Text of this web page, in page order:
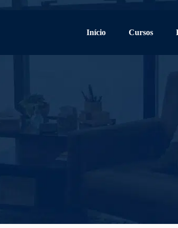
Início Cursos